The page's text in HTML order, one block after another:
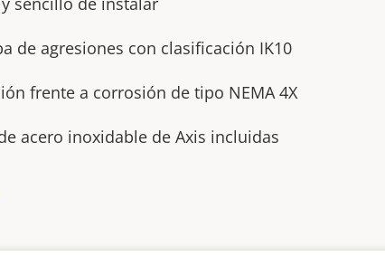
de agresiones con clasificación IK10
frente a corrosión de tipo NEMA 4X
acero inoxidable de Axis incluidas